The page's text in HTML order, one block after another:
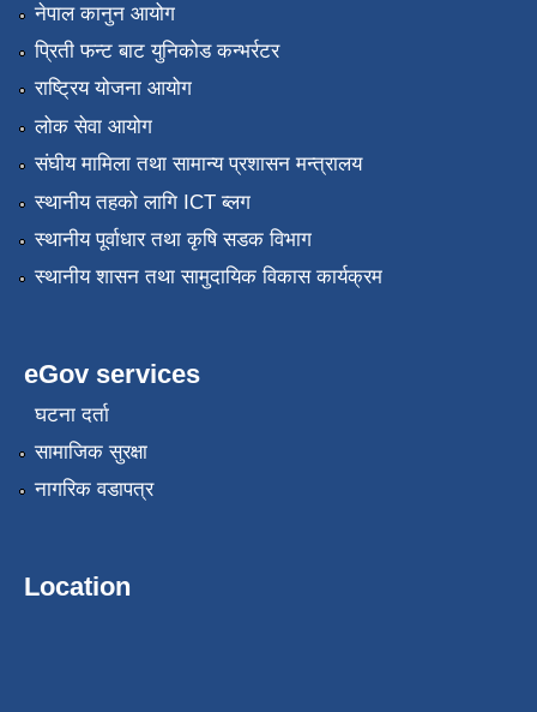
नेपाल कानुन आयोग
प्रिती फन्ट बाट युनिकोड कन्भर्रटर
राष्ट्रिय योजना आयोग
लोक सेवा आयोग
संघीय मामिला तथा सामान्य प्रशासन मन्त्रालय
स्थानीय तहको लागि ICT ब्लग
स्थानीय पूर्वाधार तथा कृषि सडक विभाग
स्थानीय शासन तथा सामुदायिक विकास कार्यक्रम
eGov services
घटना दर्ता
सामाजिक सुरक्षा
नागरिक वडापत्र
Location